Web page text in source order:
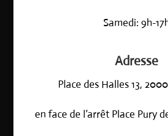
Samedi:9h-
Adresse
Place des Halles 13,
en face de l’arrêt Place Pury